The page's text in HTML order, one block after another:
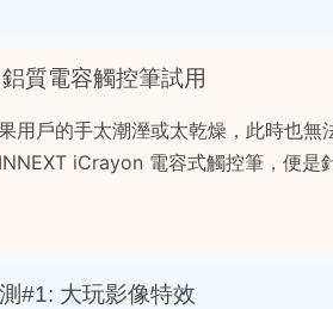
質電容觸控筆試用
用戶的手太潮溼或太乾燥，此時也
iCrayon 電容式觸控筆，便是
#1: 大玩影像特效